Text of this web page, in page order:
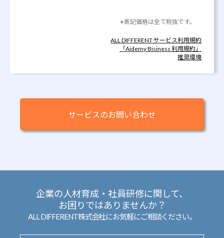
※表記価格は全て税抜です。
ALL DIFFERENT サービス利用規約
「Aidemy Bisiness 利用規約」
推奨環境
サービスのお問い合わせ
企業の人材育成・社員研修に関して、
お困りではありませんか？
ALL DIFFERENT株式会社にお気軽にご相談ください。